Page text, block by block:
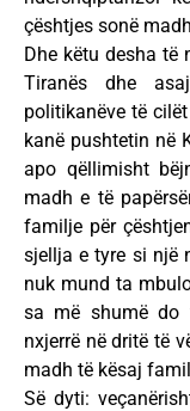
çështjes sonë
Dhe këtu desha të
Tiranës dhe
politikanëve të
kanë pushtetin në
apo qëllimisht
madh e të
familje për
sjellja e tyre si një
nuk mund ta
sa më shumë do
nxjerrë në dritë të
madh të kësaj
Së dyti: